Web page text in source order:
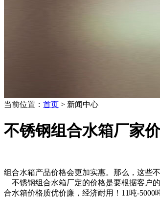
当前位置： 首页 > 新闻中心
不锈钢组合水箱厂家
组合水箱产品价格会更加实惠。那么，这些
不锈钢组合水箱厂定的价格是要根据客户
合水箱价格质优价廉，经济耐用！11吨-5000